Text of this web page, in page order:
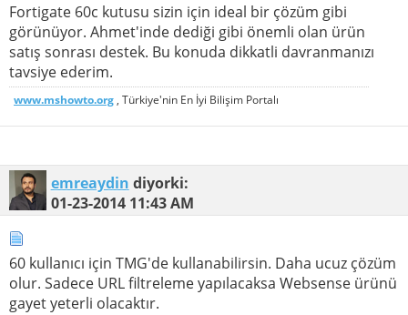
Fortigate 60c kutusu sizin için ideal bir çözüm gibi
görünüyor. Ahmet'inde dediği gibi önemli olan ürün
satış sonrası destek. Bu konuda dikkatli davranmanızı
tavsiye ederim.
www.mshowto.org , Türkiye'nin En İyi Bilişim Portalı
emreaydin diyorki:
01-23-2014 11:43 AM
60 kullanıcı için TMG'de kullanabilirsin. Daha ucuz çözüm
olur. Sadece URL filtreleme yapılacaksa Websense ürünü
gayet yeterli olacaktır.